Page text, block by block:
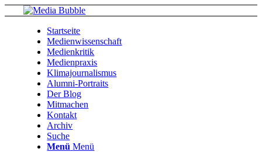
Startseite
Medienwissenschaft
Medienkritik
Medienpraxis
Klimajournalismus
Alumni-Portraits
Der Blog
Mitmachen
Kontakt
Archiv
Suche
Menü Menü